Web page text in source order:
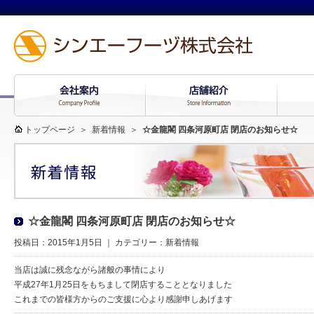
トップページ ＞ 新着情報 ＞ ☆金龍閣 四条河原町店 閉店のお知らせ☆
☆金龍閣 四条河原町店 閉店のお知らせ☆
投稿日：2015年1月5日 ｜ カテゴリー： 新着情報
当店は誠に残念ながら諸般の事情により
平成27年1月25日をもちまして閉店することとなりました
これまでの皆様方からのご支援に心より感謝申しあげます